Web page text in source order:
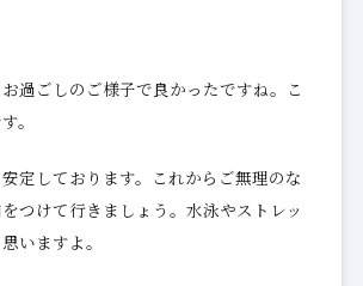
過ごしのご様子で良かったですね。こ
。
定しております。これからご無理のな
つけて行きましょう。水泳やストレッ
いますよ。